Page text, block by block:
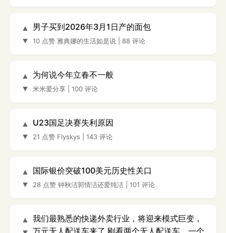
▲
▼
男子买到2026年3月1日产的面包
10 点赞 雅典娜的生活如是说 88 评论
▲
▼
为何说今年立春不一般
米米爱分享 100 评论
▲
▼
U23国足决赛失利原因
21 点赞 Flyskys 143 评论
▲
▼
国际银价突破100美元历史性关口
28 点赞 钟秋洁郭情洁还爱纯洁 101 评论
▲
我们最熟悉的快递外卖行业，将迎来模式巨变，
万元无人配送车来了 刚看两个无人配送车，一个